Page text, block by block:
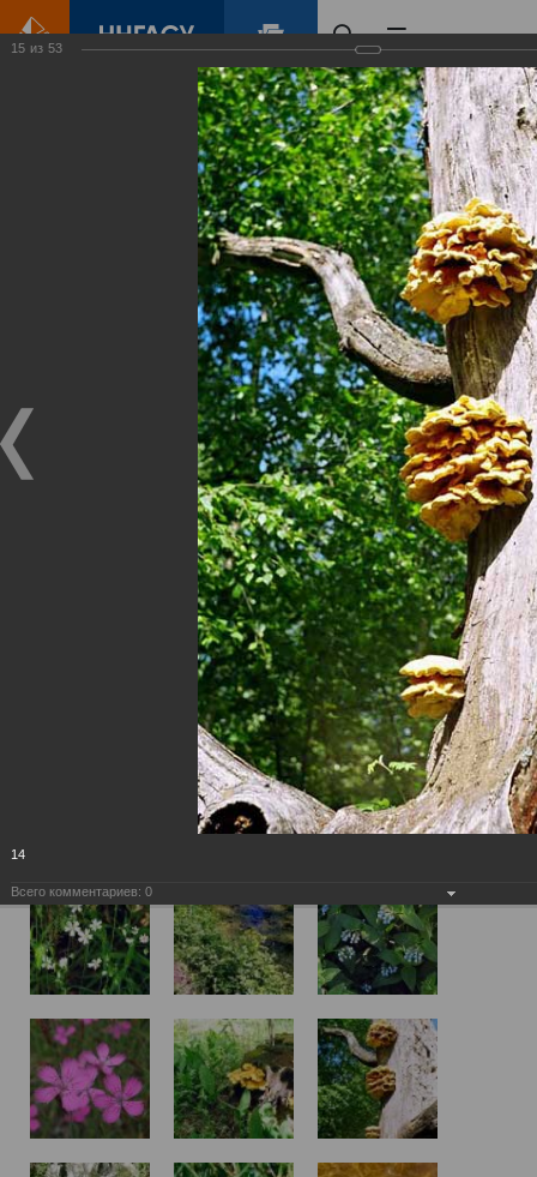
Зеленый Город
Виртуальные
выставки
(фотоальбомы)
15 из 53
14
Всего комментариев: 0